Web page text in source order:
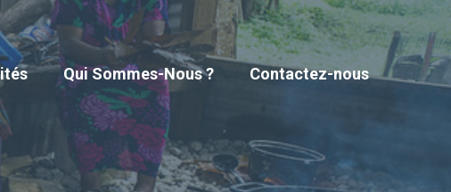
Qui Sommes-Nous ? Contactez-nous